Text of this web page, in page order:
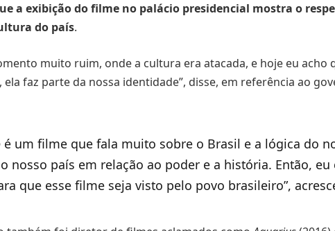
a exibição do filme no palácio presidencial mostra o
do país.
muito ruim, onde a cultura era atacada, e hoje eu acho
faz parte da nossa identidade”, disse, em referência ao
é um filme que fala muito sobre o Brasil e a lógica do
nosso país em relação ao poder e a história. Então, eu
que esse filme seja visto pelo povo brasileiro”,